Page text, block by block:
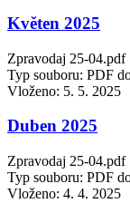
Květen 2025
Zpravodaj 25-04.pdf
Typ souboru: PDF
Vloženo: 5. 5. 2025
Duben 2025
Zpravodaj 25-04.pdf
Typ souboru: PDF
Vloženo: 4. 4. 2025